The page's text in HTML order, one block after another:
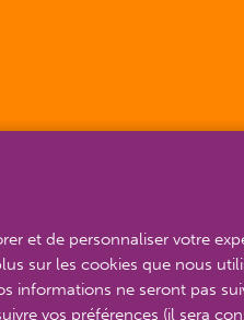
et de personnaliser votre
sur les cookies que nous
informations ne seront pas
vos préférences (il sera